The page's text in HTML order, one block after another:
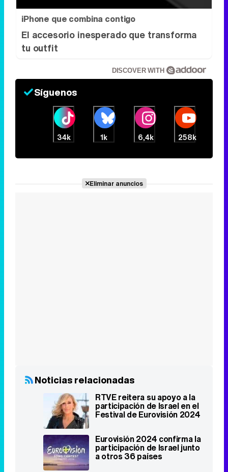
iPhone que combina contigo
El accesorio inesperado que transforma
tu outfit
DISCOVER WITH
Síguenos
34k 1k 6,4k 258k
Eliminar anuncios
Noticias relacionadas
RTVE reitera su apoyo a la
participación de Israel en el
Festival de Eurovisión 2024
Eurovisión 2024 confirma la
participación de Israel junto
a otros 36 países